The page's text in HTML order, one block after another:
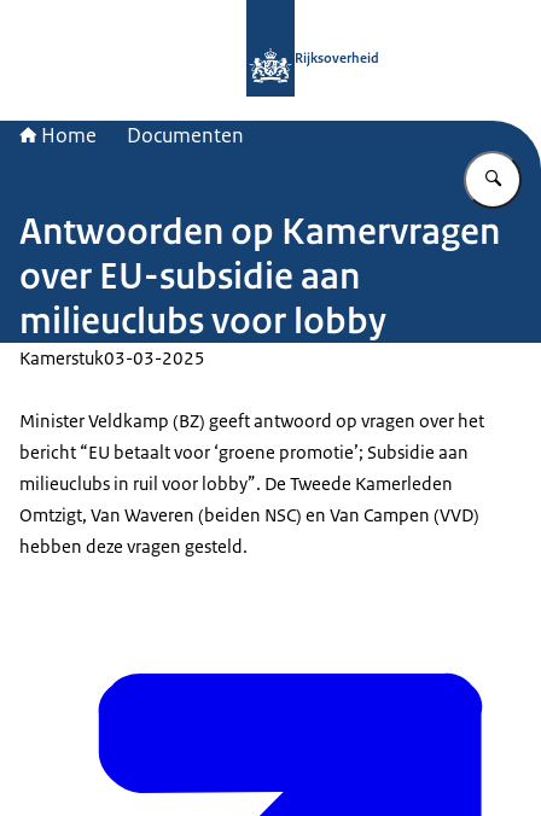
Rijksoverheid
Home Documenten
Antwoorden op Kamervragen
over EU-subsidie aan
milieuclubs voor lobby
Kamerstuk03-03-2025
Minister Veldkamp (BZ) geeft antwoord op vragen over het
bericht “EU betaalt voor ‘groene promotie’; Subsidie aan
milieuclubs in ruil voor lobby”. De Tweede Kamerleden
Omtzigt, Van Waveren (beiden NSC) en Van Campen (VVD)
hebben deze vragen gesteld.